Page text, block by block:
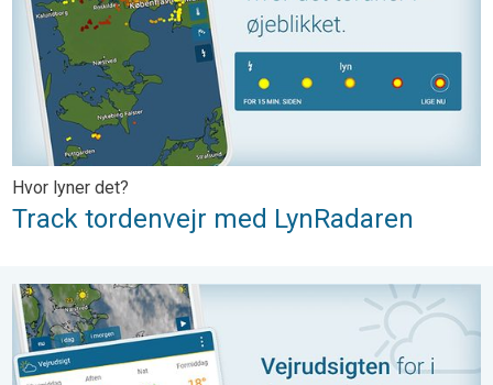
Hvor lyner det?
Track tordenvejr med LynRadaren
Forberedt til al slags vejr. Dagens vejr. . .